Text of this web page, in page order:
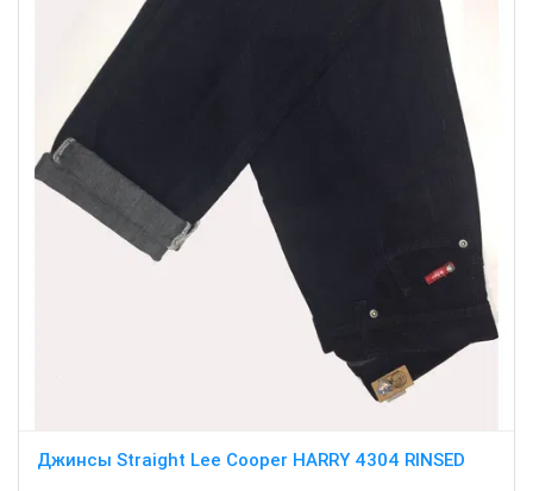
Джинсы Straight Lee Cooper HARRY 4304 RINSED